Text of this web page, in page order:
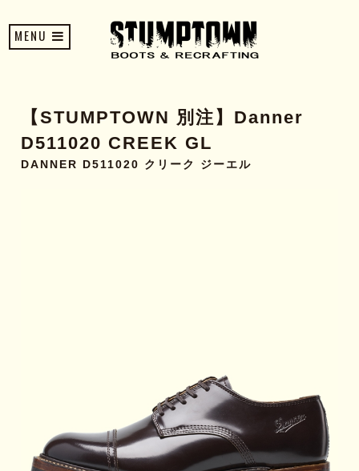
MENU
【STUMPTOWN 別注】Danner
D511020 CREEK GL
DANNER D511020 クリーク ジーエル